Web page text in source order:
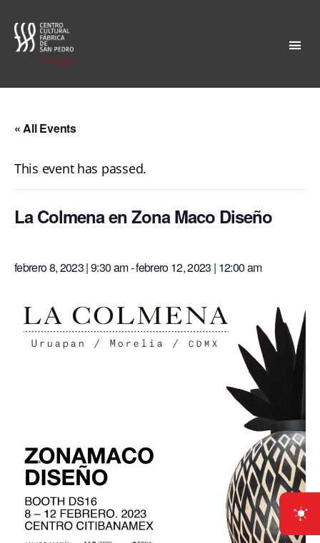
San
« All Events
This event has passed.
La Colmena en Zona Maco Diseño
febrero 8, 2023 | 9:30 am-febrero 12, 2023 | 12:00 am